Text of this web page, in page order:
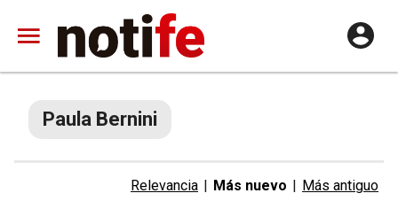
Paula Bernini
Relevancia | Más nuevo | Más antiguo